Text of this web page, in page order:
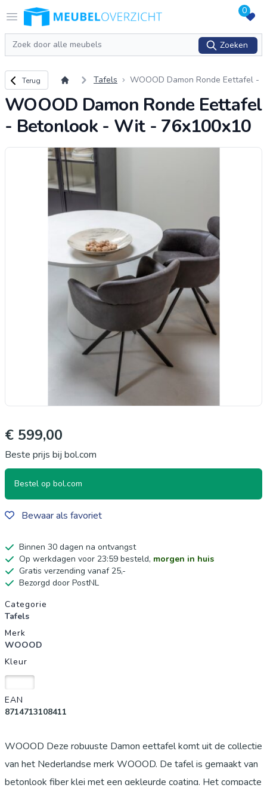
Open menu
Logo Meubeloverzicht.nl 0
Zoeken
Zoeken
Terug naar overzicht
Terug Tafels
WOOOD Damon Ronde Eettafel -
WOOOD Damon Ronde Eettafel
- Betonlook - Wit - 76x100x10
€ 599,00
Beste prijs bij bol.com
Bestel op bol.com
Bewaar als favoriet
Binnen 30 dagen na ontvangst
Op werkdagen voor 23:59 besteld, morgen in huis
Gratis verzending vanaf 25,-
Bezorgd door PostNL
Productgegevens
Categorie
Tafels
Merk
WOOOD
Kleur
EAN
8714713108411
WOOOD Deze robuuste Damon eettafel komt uit de collectie
van het Nederlandse merk WOOOD. De tafel is gemaakt van
betonlook fiber klei met een gekleurde coating. Het compacte